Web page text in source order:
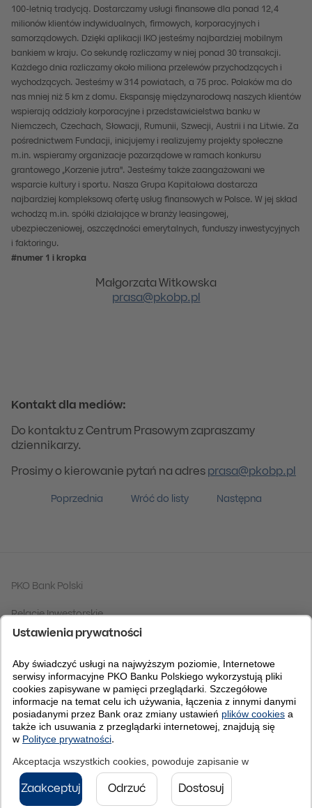
100-letnią tradycją. Dostarczamy usługi finansowe dla ponad 12,4
milionów klientów indywidualnych, firmowych, korporacyjnych i
samorządowych. Dzięki aplikacji IKO jesteśmy najbardziej mobilnym
bankiem w kraju. Co sekundę rozliczamy w niej ponad 30 transakcji.
Każdego dnia rozliczamy około miliona przelewów przychodzących i
wychodzących. Jesteśmy w 314 powiatach, a 75 proc. Polaków ma do
nas mniej niż 5 km z domu. Ekspansję międzynarodową naszych klientów
wspierają oddziały korporacyjne i przedstawicielstwa banku w
Niemczech, Czechach, Słowacji, Rumunii, Szwecji, Austrii i na Litwie. Za
pośrednictwem Fundacji, inicjujemy i realizujemy projekty społeczne
m.in. wspieramy organizacje pozarządowe w ramach konkursu
grantowego „Korzenie jutra". Jesteśmy także zaangażowani we
wsparcie kultury i sportu. Nasza Grupa Kapitałowa dostarcza
najbardziej kompleksową ofertę usług finansowych w Polsce. W jej skład
wchodzą m.in. spółki działające w branży leasingowej,
ubezpieczeniowej, oszczędności emerytalnych, funduszy inwestycyjnych
i faktoringu.
#numer 1 i kropka
Małgorzata Witkowska
prasa@pkobp.pl
Kontakt dla mediów:
Do kontaktu z Centrum Prasowym zapraszamy
dziennikarzy.
Prosimy o kierowanie pytań na adres prasa@pkobp.pl
Poprzednia Wróć do listy Następna
PKO Bank Polski
Relacje Inwestorskie
Fundacja PKO Banku Polskiego
Centrum Analiz
Bankomania